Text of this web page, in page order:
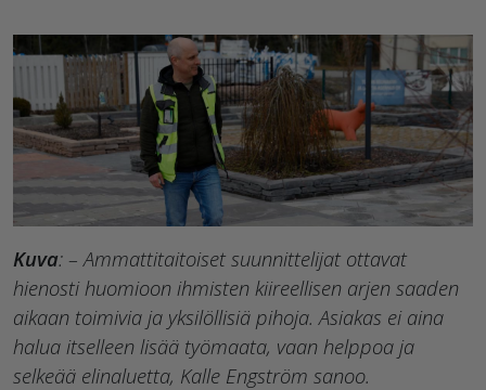
Kuva: – Ammattitaitoiset suunnittelijat ottavat
hienosti huomioon ihmisten kiireellisen arjen saaden
aikaan toimivia ja yksilöllisiä pihoja. Asiakas ei aina
halua itselleen lisää työmaata, vaan helppoa ja
selkeää elinaluetta, Kalle Engström sanoo.